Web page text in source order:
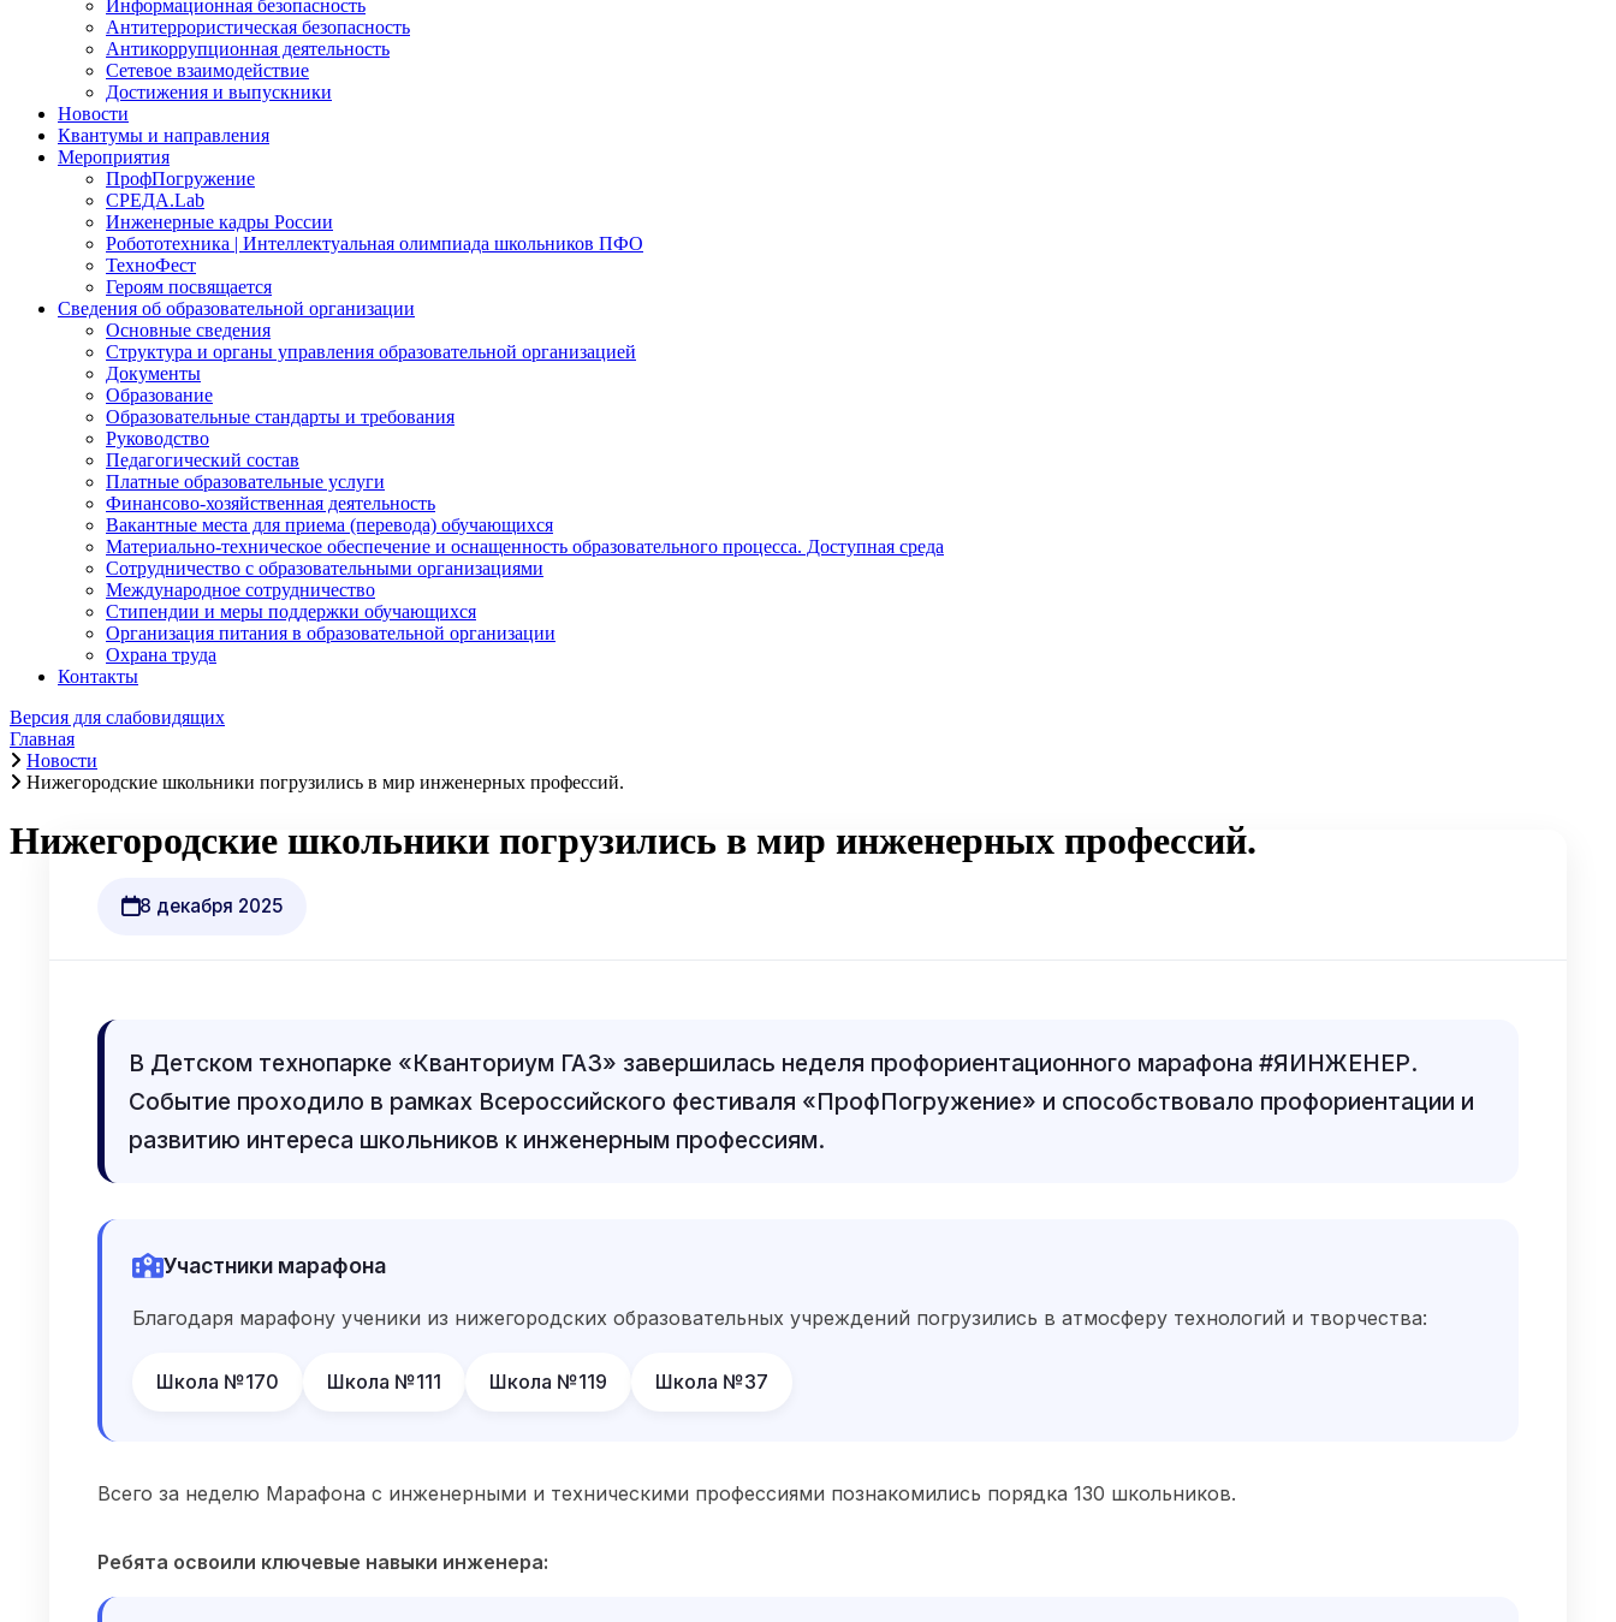
Информационная безопасность
Антитеррористическая безопасность
Антикоррупционная деятельность
Сетевое взаимодействие
Достижения и выпускники
Новости
Квантумы и направления
Мероприятия
ПрофПогружение
СРЕДА.Lab
Инженерные кадры России
Робототехника | Интеллектуальная олимпиада школьников ПФО
ТехноФест
Героям посвящается
Сведения об образовательной организации
Основные сведения
Структура и органы управления образовательной организацией
Документы
Образование
Образовательные стандарты и требования
Руководство
Педагогический состав
Платные образовательные услуги
Финансово-хозяйственная деятельность
Вакантные места для приема (перевода) обучающихся
Материально-техническое обеспечение и оснащенность образовательного процесса. Доступная среда
Сотрудничество с образовательными организациями
Международное сотрудничество
Стипендии и меры поддержки обучающихся
Организация питания в образовательной организации
Охрана труда
Контакты
Версия для слабовидящих
Главная
Новости
Нижегородские школьники погрузились в мир инженерных профессий.
Нижегородские школьники погрузились в мир инженерных профессий.
8 декабря 2025
В Детском технопарке «Кванториум ГАЗ» завершилась неделя профориентационного марафона #ЯИНЖЕНЕР.
Событие проходило в рамках Всероссийского фестиваля «ПрофПогружение» и способствовало профориентации и
развитию интереса школьников к инженерным профессиям.
Участники марафона
Благодаря марафону ученики из нижегородских образовательных учреждений погрузились в атмосферу технологий и творчества:
Школа №170 Школа №111 Школа №119 Школа №37
Всего за неделю Марафона с инженерными и техническими профессиями познакомились порядка 130 школьников.
Ребята освоили ключевые навыки инженера: